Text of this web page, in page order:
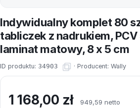
Indywidualny komplet 80
tabliczek z nadrukiem, PCV
laminat matowy, 8 x 5 cm
ID produktu: 34903 · Producent: Wally
1 168,00 zł 949,59 netto